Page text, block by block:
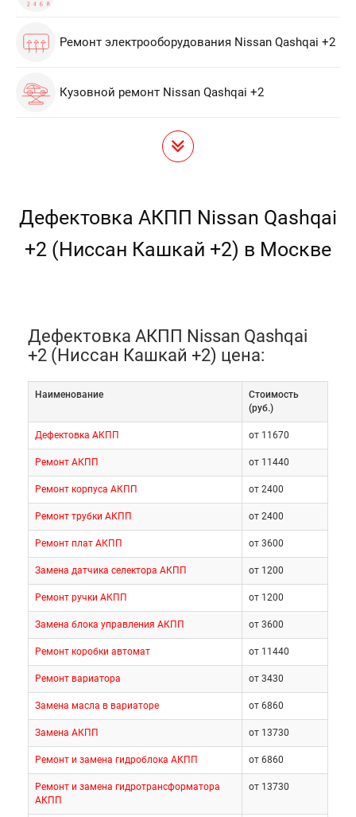
Ремонт электрооборудования Nissan Qashqai +2
Кузовной ремонт Nissan Qashqai +2
Дефектовка АКПП Nissan Qashqai
+2 (Ниссан Кашкай +2) в Москве
Дефектовка АКПП Nissan Qashqai
+2 (Ниссан Кашкай +2) цена:
Наименование
Cтоимость
(руб.)
Дефектовка АКПП от 11670
Ремонт АКПП от 11440
Ремонт корпуса АКПП от 2400
Ремонт трубки АКПП от 2400
Ремонт плат АКПП от 3600
Замена датчика селектора АКПП от 1200
Ремонт ручки АКПП от 1200
Замена блока управления АКПП от 3600
Ремонт коробки автомат от 11440
Ремонт вариатора от 3430
Замена масла в вариаторе от 6860
Замена АКПП от 13730
Ремонт и замена гидроблока АКПП от 6860
Ремонт и замена гидротрансформатора
АКПП
от 13730